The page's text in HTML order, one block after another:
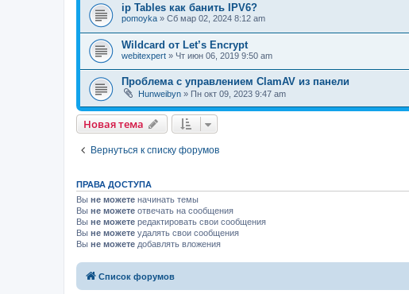
ip Tables как банить IPV6?
pomoyka » Сб мар 02, 2024 8:12 am
Wildcard от Let’s Encrypt
webitexpert » Чт июн 06, 2019 9:50 am
Проблема с управлением ClamAV из панели
Hunweibyn » Пн окт 09, 2023 9:47 am
Новая тема
Вернуться к списку форумов
ПРАВА ДОСТУПА
Вы не можете начинать темы
Вы не можете отвечать на сообщения
Вы не можете редактировать свои сообщения
Вы не можете удалять свои сообщения
Вы не можете добавлять вложения
Список форумов